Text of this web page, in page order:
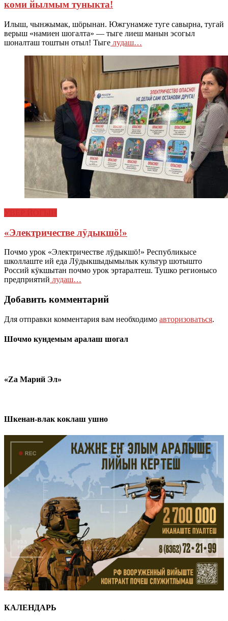
коми йылмым туныкта!
Илыш, чынжымак, шӧрынан. Южгунамже туге савырна, тугай
верыш «намиен шогалта» — тыге лиеш манын эсогыл
шоналташ тоштын отыл! Тыге лудаш…
«Электричестве лӱдыкшӧ!»
Почмо урок «Электричестве лӱдыкшӧ!» Республикысе
школлаште ий еда Лӱдыкшыдымылык культур шотышто
Россий кӱкшытан почмо урок эртаралтеш. Тушко регионысо
предприятий лудаш…
Добавить комментарий
Для отправки комментария вам необходимо авторизоваться.
Шочмо кундемым аралаш шогал
«Zа Марий Эл»
Шкенан-влак коклаш ушно
КАЛЕНДАРЬ